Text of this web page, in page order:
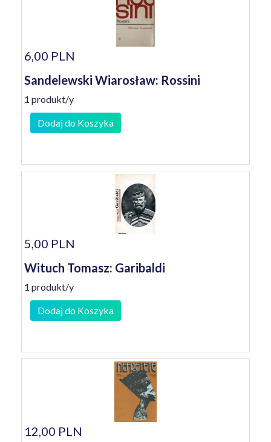
6,00 PLN
Sandelewski Wiarosław: Rossini
1 produkt/y
Dodaj do Koszyka
5,00 PLN
Wituch Tomasz: Garibaldi
1 produkt/y
Dodaj do Koszyka
12,00 PLN